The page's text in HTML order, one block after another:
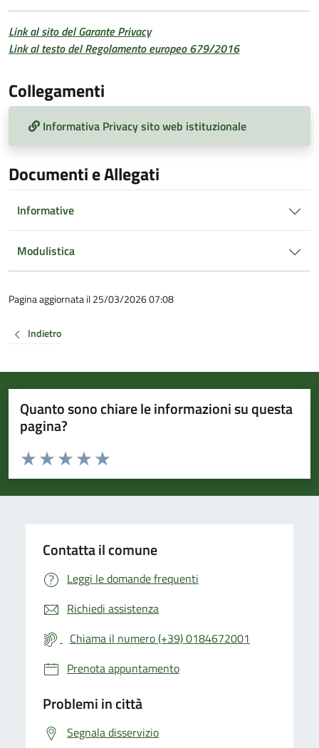
Link al sito del Garante Privacy
Link al testo del Regolamento europeo 679/2016
Collegamenti
Informativa Privacy sito web istituzionale
Documenti e Allegati
Informative
Modulistica
Pagina aggiornata il 25/03/2026 07:08
Indietro
Quanto sono chiare le informazioni su questa
pagina?
Valuta da 1 a 5 stelle la pagina
Valuta 5 stelle su 5
Valuta 4 stelle su 5
Valuta 3 stelle su 5
Valuta 2 stelle su 5
Valuta 1 stelle su 5
Contatta il comune
Leggi le domande frequenti
Richiedi assistenza
Chiama il numero (+39) 0184672001
Prenota appuntamento
Problemi in città
Segnala disservizio